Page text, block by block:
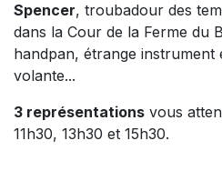
Spencer, troubadour des
dans la Cour de la Ferme du
handpan, étrange
volante...
3 représentations vous
11h30, 13h30 et 15h30.